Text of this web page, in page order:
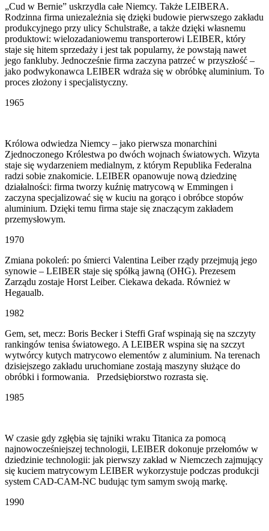
„Cud w Bernie” uskrzydla całe Niemcy. Także LEIBERA.
Rodzinna firma uniezależnia się dzięki budowie pierwszego zakładu
produkcyjnego przy ulicy Schulstraße, a także dzięki własnemu
produktowi: wielozadaniowemu transporterowi LEIBER, który
staje się hitem sprzedaży i jest tak popularny, że powstają nawet
jego fankluby. Jednocześnie firma zaczyna patrzeć w przyszłość –
jako podwykonawca LEIBER wdraża się w obróbkę aluminium. To
proces złożony i specjalistyczny.
1965
Królowa odwiedza Niemcy – jako pierwsza monarchini
Zjednoczonego Królestwa po dwóch wojnach światowych. Wizyta
staje się wydarzeniem medialnym, z którym Republika Federalna
radzi sobie znakomicie. LEIBER opanowuje nową dziedzinę
działalności: firma tworzy kuźnię matrycową w Emmingen i
zaczyna specjalizować się w kuciu na gorąco i obróbce stopów
aluminium. Dzięki temu firma staje się znaczącym zakładem
przemysłowym.
1970
Zmiana pokoleń: po śmierci Valentina Leiber rządy przejmują jego
synowie – LEIBER staje się spółką jawną (OHG). Prezesem
Zarządu zostaje Horst Leiber. Ciekawa dekada. Również w
Hegaualb.
1982
Gem, set, mecz: Boris Becker i Steffi Graf wspinają się na szczyty
rankingów tenisa światowego. A LEIBER wspina się na szczyt
wytwórcy kutych matrycowo elementów z aluminium. Na terenach
dzisiejszego zakładu uruchomiane zostają maszyny służące do
obróbki i formowania. Przedsiębiorstwo rozrasta się.
1985
W czasie gdy zgłębia się tajniki wraku Titanica za pomocą
najnowocześniejszej technologii, LEIBER dokonuje przełomów w
dziedzinie technologii: jak pierwszy zakład w Niemczech zajmujący
się kuciem matrycowym LEIBER wykorzystuje podczas produkcji
system CAD-CAM-NC budując tym samym swoją markę.
1990